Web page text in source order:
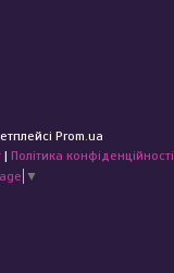
Prom.ua
| Політика конфіденційності
▼